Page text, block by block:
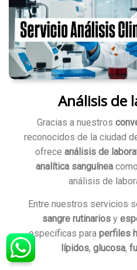
Análisis de
Gracias a nuestros
reconocidos de la ciudad
ofrece análisis de
analítica sanguínea
análisis de
Entre nuestros servicios
sangre rutinariosy
específicas para perfiles
lípidos, glucosa,